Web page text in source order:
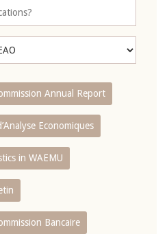
Annual Report
Economiques
in WAEMU
Bancaire